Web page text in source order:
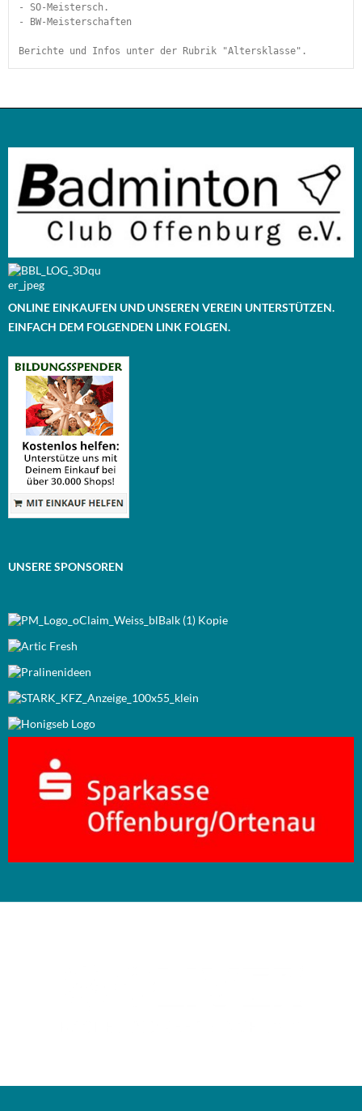
- SO-Meistersch.
- BW-Meisterschaften
Berichte und Infos unter der Rubrik "Altersklasse".
ONLINE EINKAUFEN UND UNSEREN VEREIN UNTERSTÜTZEN.
EINFACH DEM FOLGENDEN LINK FOLGEN.
UNSERE SPONSOREN